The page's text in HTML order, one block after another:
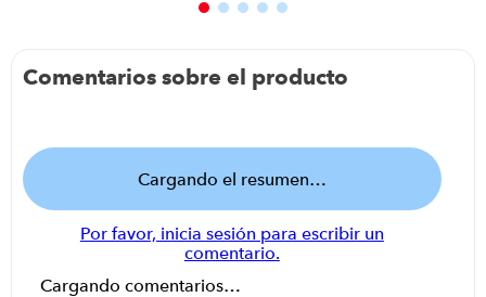
Comentarios sobre el producto
Cargando el resumen…
Por favor, inicia sesión para escribir un
comentario.
Cargando comentarios…